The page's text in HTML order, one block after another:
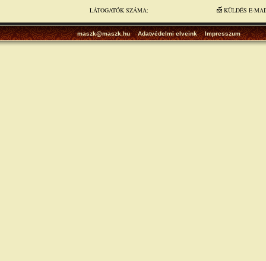
LÁTOGATÓK SZÁMA: KÜLDÉS E-
maszk@maszk.hu Adatvédelmi elveink Impresszum